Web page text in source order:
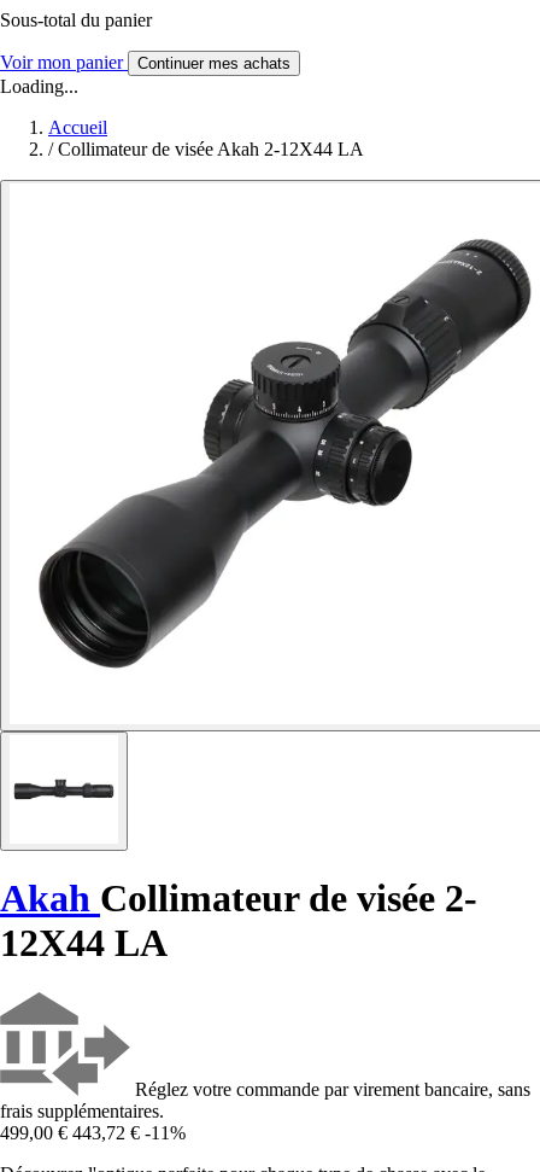
Sous-total du panier
Voir mon panier Continuer mes achats
Loading...
Accueil
/ Collimateur de visée Akah 2-12X44 LA
Akah Collimateur de visée 2-
12X44 LA
Réglez votre commande par virement bancaire, sans
frais supplémentaires.
499,00 € 443,72 € -11%